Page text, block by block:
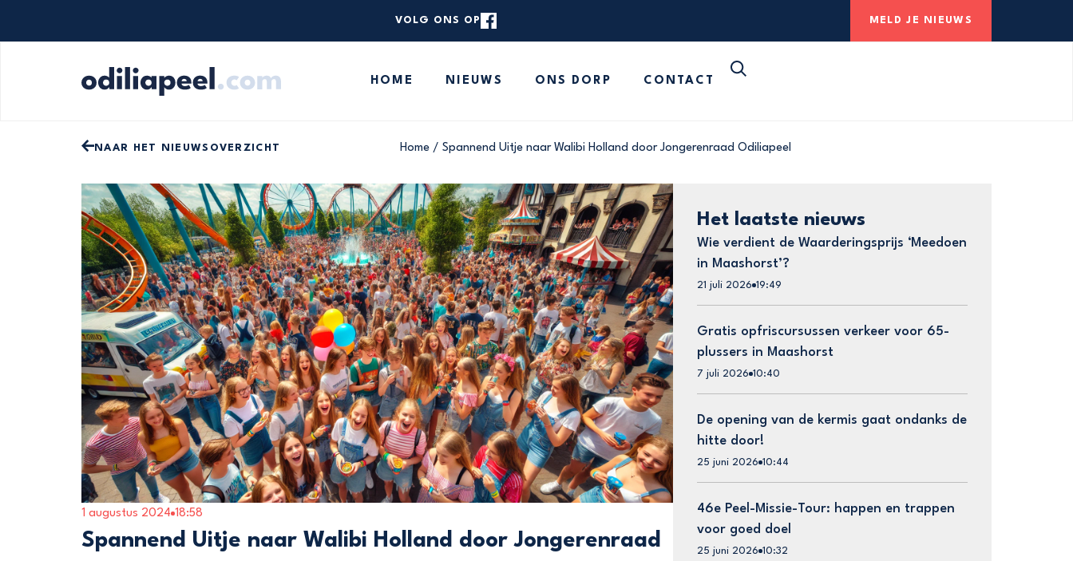
VOLG ONS OP MELD JE NIEUWS
HOME NIEUWS ONS DORP CONTACT
NAAR HET NIEUWSOVERZICHT Home / Spannend Uitje naar Walibi Holland door Jongerenraad Odiliapeel
1 augustus 2024 18:58
Spannend Uitje naar Walibi Holland door Jongerenraad
Het laatste nieuws
Wie verdient de Waarderingsprijs ‘Meedoen
in Maashorst’?
21 juli 2026 19:49
Gratis opfriscursussen verkeer voor 65-
plussers in Maashorst
7 juli 2026 10:40
De opening van de kermis gaat ondanks de
hitte door!
25 juni 2026 10:44
46e Peel-Missie-Tour: happen en trappen
voor goed doel
25 juni 2026 10:32
ONS DORP
MELD JE NIEUWS
Op zoek naar iets specifieks? Gebruik onderstaande zoekbalk om de website te doorzoeken.